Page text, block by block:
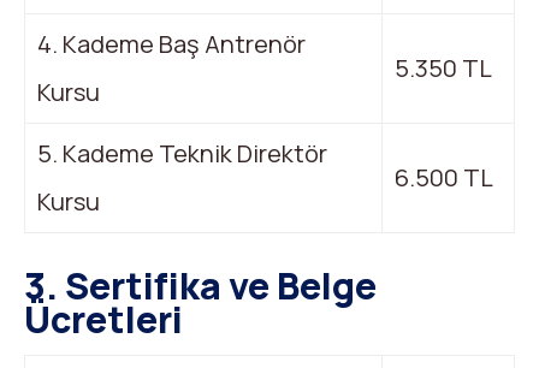
4. Kademe Baş Antrenör
Kursu
5.350 TL
5. Kademe Teknik Direktör
Kursu
6.500 TL
3. Sertifika ve Belge
Ücretleri